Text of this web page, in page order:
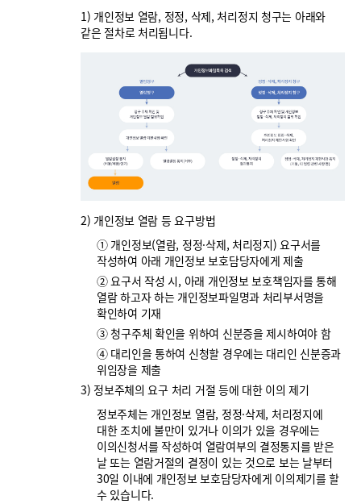
1) 개인정보 열람, 정정, 삭제, 처리정지 청구는 아래와
같은 절차로 처리됩니다.
2) 개인정보 열람 등 요구방법
① 개인정보(열람, 정정·삭제, 처리정지) 요구서를
작성하여 아래 개인정보 보호담당자에게 제출
② 요구서 작성 시, 아래 개인정보 보호책임자를 통해
열람 하고자 하는 개인정보파일명과 처리부서명을
확인하여 기재
③ 청구주체 확인을 위하여 신분증을 제시하여야 함
④ 대리인을 통하여 신청할 경우에는 대리인 신분증과
위임장을 제출
3) 정보주체의 요구 처리 거절 등에 대한 이의 제기
정보주체는 개인정보 열람, 정정·삭제, 처리정지에
대한 조치에 불만이 있거나 이의가 있을 경우에는
이의신청서를 작성하여 열람여부의 결정통지를 받은
날 또는 열람거절의 결정이 있는 것으로 보는 날부터
30일 이내에 개인정보 보호담당자에게 이의제기를 할
수 있습니다.